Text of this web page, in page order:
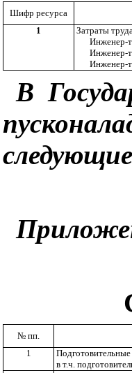
Шифр ресурса
1
Затраты
Инженер-
Инженер-
Инженер-
В
№ пп.
1
в т.ч.